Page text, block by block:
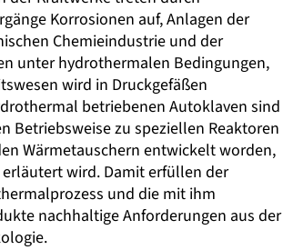
Korrosionen auf, Anlagen der
Chemieindustrie und der
unter hydrothermalen Bedingungen,
wird in Druckgefäßen
betriebenen Autoklaven sind
Betriebsweise zu speziellen Reaktoren
Wärmetauschern entwickelt worden,
wird. Damit erfüllen der
und die mit ihm
nachhaltige Anforderungen aus der